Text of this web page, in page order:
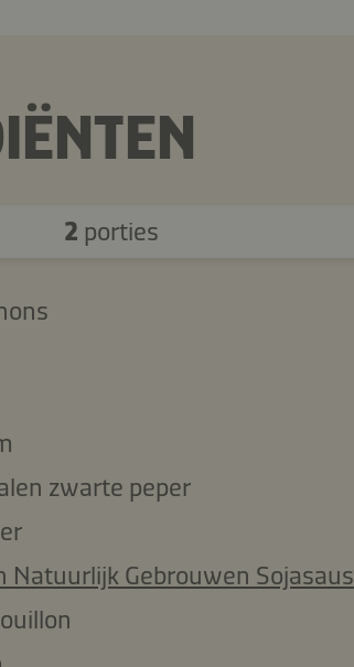
2 porties
zwarte peper
Natuurlijk Gebrouwen Sojasaus